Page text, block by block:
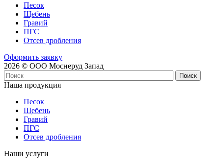
Песок
Щебень
Гравий
ПГС
Отсев дробления
Оформить заявку
2026 © ООО Моснеруд Запад
Наша продукция
Песок
Щебень
Гравий
ПГС
Отсев дробления
Наши услуги